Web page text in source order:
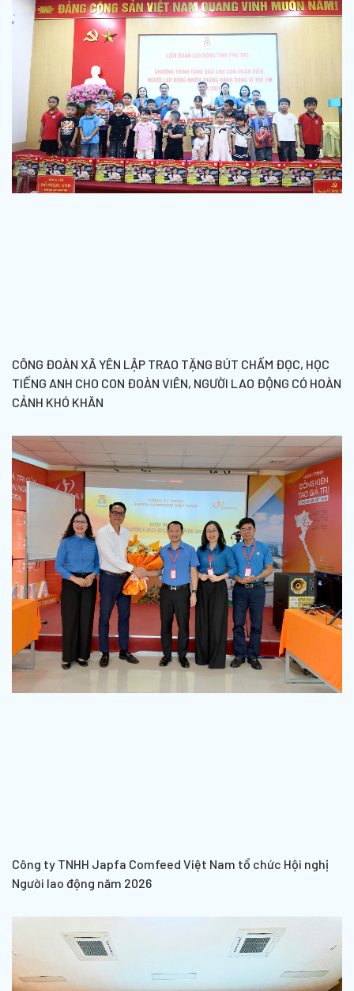
CÔNG ĐOÀN XÃ YÊN LẬP TRAO TẶNG BÚT CHẤM ĐỌC, HỌC
TIẾNG ANH CHO CON ĐOÀN VIÊN, NGƯỜI LAO ĐỘNG CÓ HOÀN
CẢNH KHÓ KHĂN
Công ty TNHH Japfa Comfeed Việt Nam tổ chức Hội nghị
Người lao động năm 2026